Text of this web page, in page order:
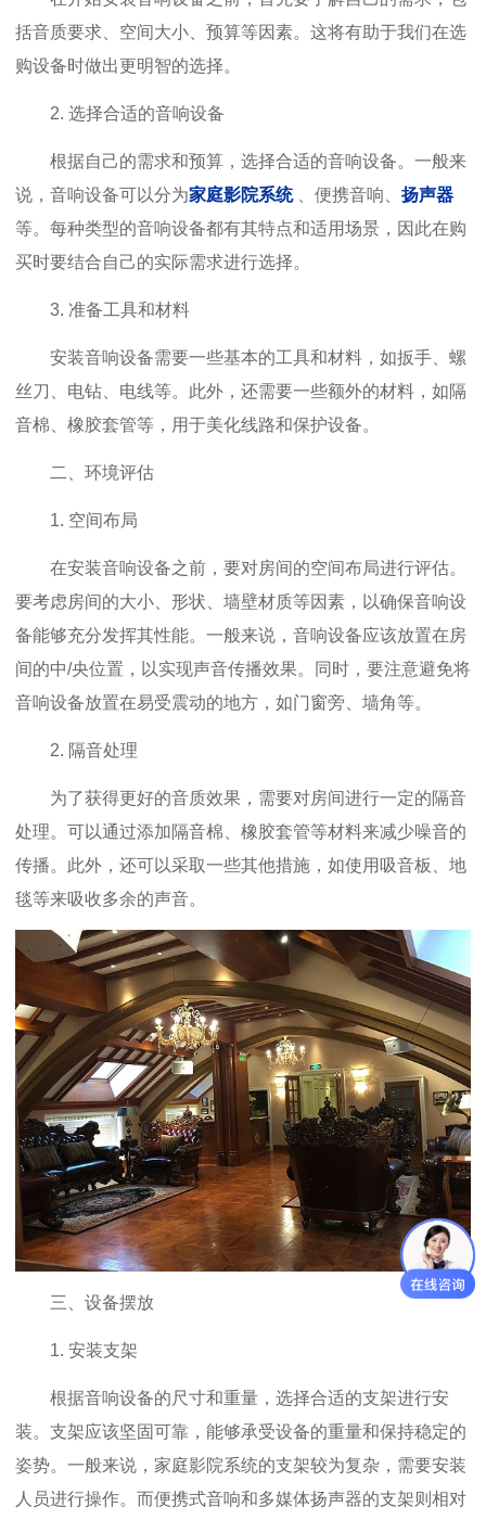
括音质要求、空间大小、预算等因素。这将有助于我们在选
购设备时做出更明智的选择。
2. 选择合适的音响设备
根据自己的需求和预算，选择合适的音响设备。一般来
说，音响设备可以分为家庭影院系统 、便携音响、 扬声器
等。每种类型的音响设备都有其特点和适用场景，因此在购
买时要结合自己的实际需求进行选择。
3. 准备工具和材料
安装音响设备需要一些基本的工具和材料，如扳手、螺
丝刀、电钻、电线等。此外，还需要一些额外的材料，如隔
音棉、橡胶套管等，用于美化线路和保护设备。
二、环境评估
1. 空间布局
在安装音响设备之前，要对房间的空间布局进行评估。
要考虑房间的大小、形状、墙壁材质等因素，以确保音响设
备能够充分发挥其性能。一般来说，音响设备应该放置在房
间的中/央位置，以实现声音传播效果。同时，要注意避免将
音响设备放置在易受震动的地方，如门窗旁、墙角等。
2. 隔音处理
为了获得更好的音质效果，需要对房间进行一定的隔音
处理。可以通过添加隔音棉、橡胶套管等材料来减少噪音的
传播。此外，还可以采取一些其他措施，如使用吸音板、地
毯等来吸收多余的声音。
三、设备摆放
1. 安装支架
根据音响设备的尺寸和重量，选择合适的支架进行安
装。支架应该坚固可靠，能够承受设备的重量和保持稳定的
姿势。一般来说，家庭影院系统的支架较为复杂，需要安装
人员进行操作。而便携式音响和多媒体扬声器的支架则相对